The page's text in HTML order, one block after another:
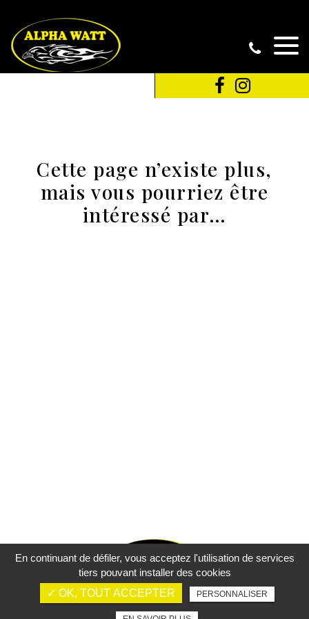
Cette page n’existe plus,
mais vous pourriez être
intéressé par…
En continuant de défiler, vous acceptez l'utilisation de services
tiers pouvant installer des cookies
✓ OK, TOUT ACCEPTER
PERSONNALISER